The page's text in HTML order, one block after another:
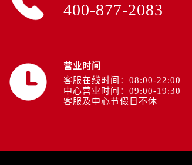
山西省忻州市忻府区和平东街与七一南路交
山西省阳泉市郊区平阳东街与新城大道交叉
山西省太原市迎泽区迎泽街道解放路15号
天津市和平区赤峰道136号天津国际金融中
安徽省安庆市迎江区人民路欧米茄售后服务
400-877-2083
营业时间
客服在线时间：08:00-22:00
中心营业时间：09:00-19:30
客服及中心节假日不休